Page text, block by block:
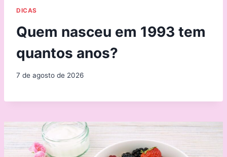
DICAS
Quem nasceu em 1993 tem
quantos anos?
7 de agosto de 2026